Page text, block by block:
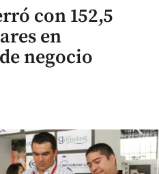
con 152,5
en
negocio